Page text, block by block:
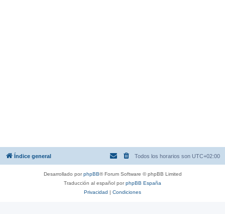
Índice general Todos los horarios son UTC+02:00
Desarrollado porphpBB® Forum Software © phpBB Limited
Traducción al español porphpBB España
Privacidad | Condiciones